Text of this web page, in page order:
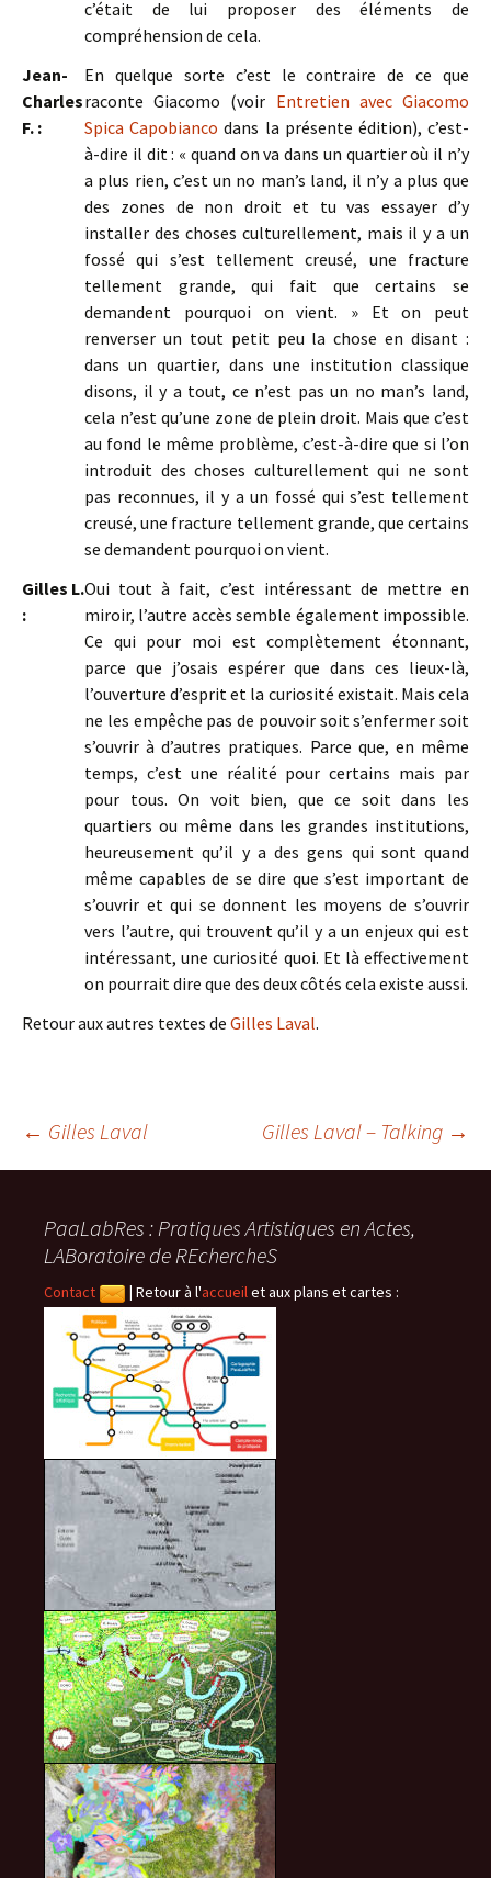
c’était de lui proposer des éléments de
compréhension de cela.
Jean-
Charles
F. :
En quelque sorte c’est le contraire de ce que
raconte Giacomo (voir Entretien avec Giacomo
Spica Capobianco dans la présente édition), c’est-
à-dire il dit : « quand on va dans un quartier où il n’y
a plus rien, c’est un no man’s land, il n’y a plus que
des zones de non droit et tu vas essayer d’y
installer des choses culturellement, mais il y a un
fossé qui s’est tellement creusé, une fracture
tellement grande, qui fait que certains se
demandent pourquoi on vient. » Et on peut
renverser un tout petit peu la chose en disant :
dans un quartier, dans une institution classique
disons, il y a tout, ce n’est pas un no man’s land,
cela n’est qu’une zone de plein droit. Mais que c’est
au fond le même problème, c’est-à-dire que si l’on
introduit des choses culturellement qui ne sont
pas reconnues, il y a un fossé qui s’est tellement
creusé, une fracture tellement grande, que certains
se demandent pourquoi on vient.
Gilles L.
:
Oui tout à fait, c’est intéressant de mettre en
miroir, l’autre accès semble également impossible.
Ce qui pour moi est complètement étonnant,
parce que j’osais espérer que dans ces lieux-là,
l’ouverture d’esprit et la curiosité existait. Mais cela
ne les empêche pas de pouvoir soit s’enfermer soit
s’ouvrir à d’autres pratiques. Parce que, en même
temps, c’est une réalité pour certains mais par
pour tous. On voit bien, que ce soit dans les
quartiers ou même dans les grandes institutions,
heureusement qu’il y a des gens qui sont quand
même capables de se dire que s’est important de
s’ouvrir et qui se donnent les moyens de s’ouvrir
vers l’autre, qui trouvent qu’il y a un enjeux qui est
intéressant, une curiosité quoi. Et là effectivement
on pourrait dire que des deux côtés cela existe aussi.
Retour aux autres textes de Gilles Laval.
Navigation
des
articles
← Gilles Laval Gilles Laval – Talking →
PaaLabRes : Pratiques Artistiques en Actes,
LABoratoire de REchercheS
Contact | Retour à l'accueilet aux plans et cartes :